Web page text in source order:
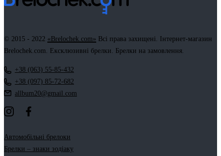
© 2015 - 2022 «Brelochek.com» Всі права захищені. Інтернет-магазин
Brelochek.com. Ексклюзивні брелки. Брелки на замовлення.
+38 (063) 55-85-432
+38 (097) 85-72-682
allbum20@gmail.com
Автомобільні брелоки
Брелки – знаки зодіаку